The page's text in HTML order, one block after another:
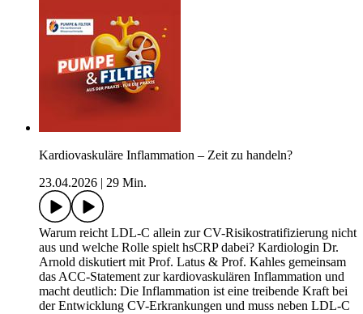
Kardiovaskuläre Inflammation – Zeit zu handeln?
23.04.2026
29 Min.
Warum reicht LDL-C allein zur CV-Risikostratifizierung nicht
aus und welche Rolle spielt hsCRP dabei? Kardiologin Dr.
Arnold diskutiert mit Prof. Latus & Prof. Kahles gemeinsam
das ACC-Statement zur kardiovaskulären Inflammation und
macht deutlich: Die Inflammation ist eine treibende Kraft bei
der Entwicklung CV-Erkrankungen und muss neben LDL-C